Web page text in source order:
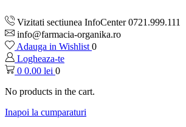
Vizitati sectiunea InfoCenter 0721.999.111
info@farmacia-organika.ro
Adauga in Wishlist 0
Logheaza-te
0 0.00 lei 0
No products in the cart.
Inapoi la cumparaturi